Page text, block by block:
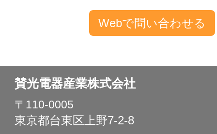
賛光電器産業株式会社
〒110-0005
東京都台東区上野7-2-8